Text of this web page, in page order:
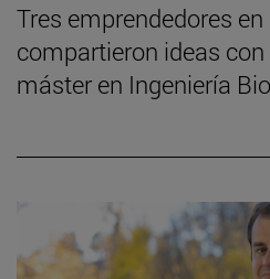
Tres emprendedores
compartieron ideas
máster en Ingeniería